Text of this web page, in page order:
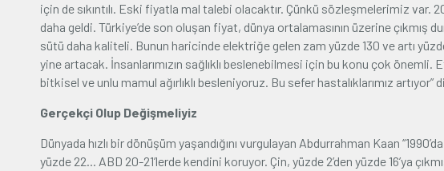
için de sıkıntılı. Eski fiyatla mal talebi olacaktır. Çünkü sözleşmelerimiz var.
daha geldi. Türkiye’de son oluşan fiyat, dünya ortalamasının üzerine çıkmış
sütü daha kaliteli. Bunun haricinde elektriğe gelen zam yüzde 130 ve artı
yine artacak. İnsanlarımızın sağlıklı beslenebilmesi için bu konu çok önemli.
bitkisel ve unlu mamul ağırlıklı besleniyoruz. Bu sefer hastalıklarımız artıyor”
Gerçekçi Olup Değişmeliyiz
Dünyada hızlı bir dönüşüm yaşandığını vurgulayan Abdurrahman Kaan
yüzde 22... ABD 20-21’lerde kendini koruyor. Çin, yüzde 2’den yüzde 16’ya